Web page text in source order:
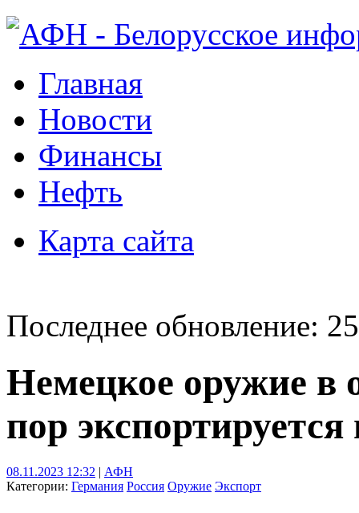
Главная
Новости
Финансы
Нефть
Карта сайта
Последнее обновление:
Немецкое оружие в
пор
08.11.2023 12:32 | АФН
Категории: Германия Россия Оружие Экспорт